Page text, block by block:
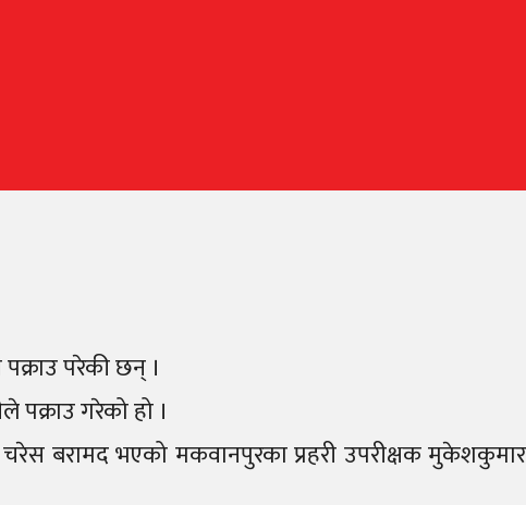
परेकी छन् ।
पक्राउ गरेको हो ।
बरामद भएको मकवानपुरका प्रहरी उपरीक्षक मुकेशकुमार